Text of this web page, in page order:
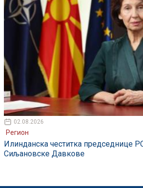
02.08.2026
Регион
Илинданска честитка председнице
Сиљановске Давкове